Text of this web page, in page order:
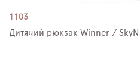
1103
Дитячий рюкзак Winner /